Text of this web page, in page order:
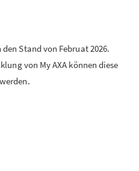
Stand von Februat 2026.
von My AXA können diese